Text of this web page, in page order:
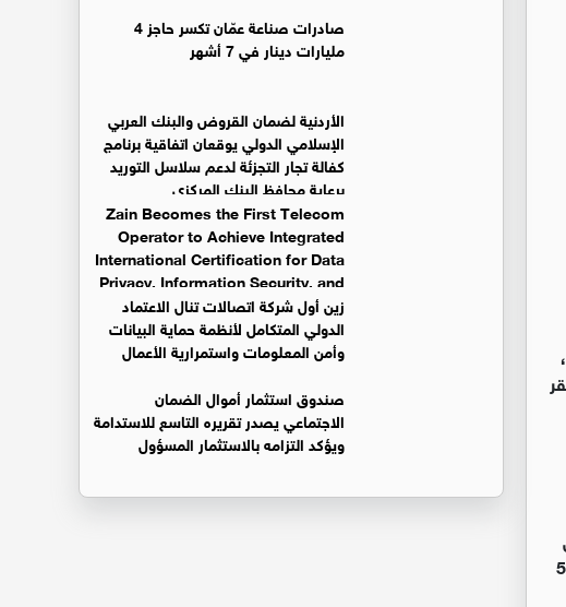
أعرب خبراء اقتصاديون أردنيون عن تفاؤلهم بأداء الاقتصاد الصيني، استنادًا إلى تحليل نتائج نموه خلال العام 2025،
سجل مستوى قياسيا قدره 140.1879 تريليون يوان (حوالي 20.01 تريليون دولار أمريكي) العام الماضي، ونما بنسبة 5
صادرات صناعة عمّان تكسر حاجز 4
مليارات دينار في 7 أشهر
الأردنية لضمان القروض والبنك العربي
الإسلامي الدولي يوقعان اتفاقية برنامج
كفالة تجار التجزئة لدعم سلاسل التوريد
برعاية محافظ البنك المركزي
Zain Becomes the First Telecom
Operator to Achieve Integrated
International Certification for Data
Privacy, Information Security, and
Business Continuity Management Systems
زين أول شركة اتصالات تنال الاعتماد
الدولي المتكامل لأنظمة حماية البيانات
وأمن المعلومات واستمرارية الأعمال
صندوق استثمار أموال الضمان
الاجتماعي يصدر تقريره التاسع للاستدامة
ويؤكد التزامه بالاستثمار المسؤول